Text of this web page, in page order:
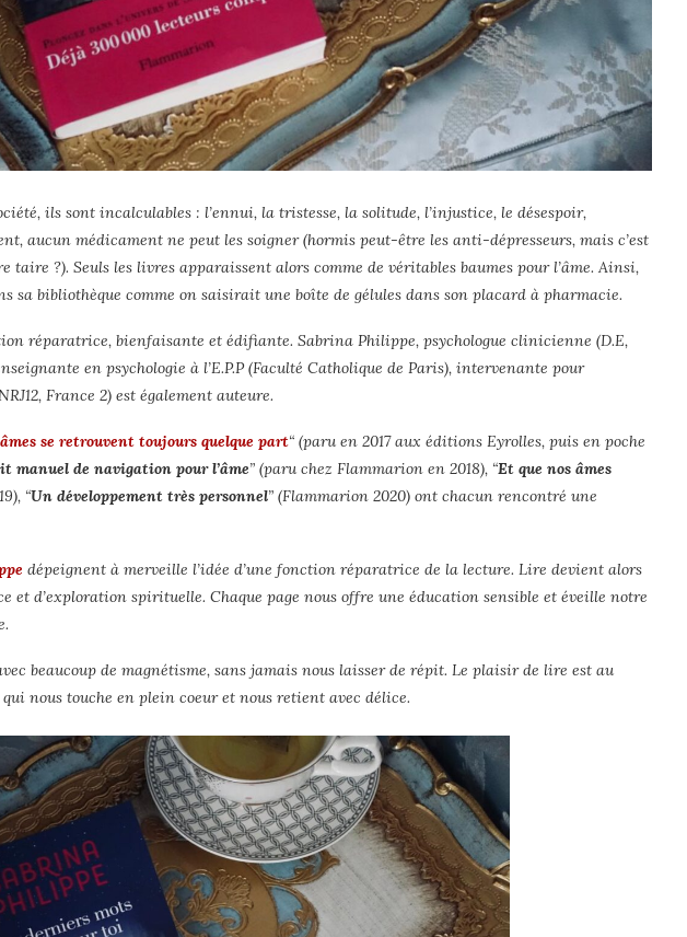
ils sont incalculables : l’ennui, la tristesse, la solitude, l’injustice, le désespoir,
aucun médicament ne peut les soigner (hormis peut-être les anti-dépresseurs, mais c’est
taire ?). Seuls les livres apparaissent alors comme de véritables baumes pour l’âme. Ainsi,
sa bibliothèque comme on saisirait une boîte de gélules dans son placard à pharmacie.
réparatrice, bienfaisante et édifiante. Sabrina Philippe, psychologue clinicienne (D.E,
en psychologie à l’E.P.P (Faculté Catholique de Paris), intervenante pour
France 2) est également auteure.
se retrouvent toujours quelque part“ (paru en 2017 aux éditions Eyrolles, puis en poche
manuel de navigation pour l’âme” (paru chez Flammarion en 2018), “Et que nos âmes
, “Un développement très personnel” (Flammarion 2020) ont chacun rencontré une
dépeignent à merveille l’idée d’une fonction réparatrice de la lecture. Lire devient alors
et d’exploration spirituelle. Chaque page nous offre une éducation sensible et éveille notre
beaucoup de magnétisme, sans jamais nous laisser de répit. Le plaisir de lire est au
nous touche en plein coeur et nous retient avec délice.